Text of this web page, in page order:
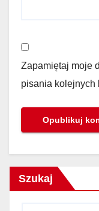
Zapamiętaj moje
pisania kolejnych
Szukaj